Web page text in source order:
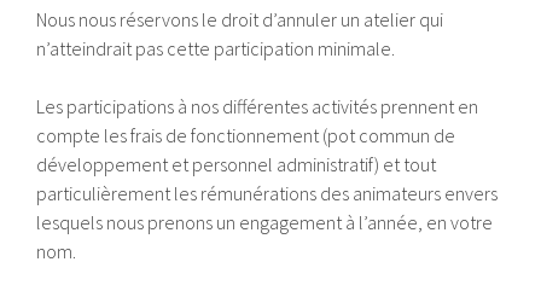
Nous nous réservons le droit d’annuler un atelier qui
n’atteindrait pas cette participation minimale.
Les participations à nos différentes activités prennent en
compte les frais de fonctionnement (pot commun de
développement et personnel administratif) et tout
particulièrement les rémunérations des animateurs envers
lesquels nous prenons un engagement à l’année, en votre
nom.